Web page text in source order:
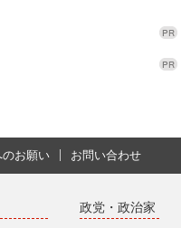
お願い お問い合わせ
政党・政治家